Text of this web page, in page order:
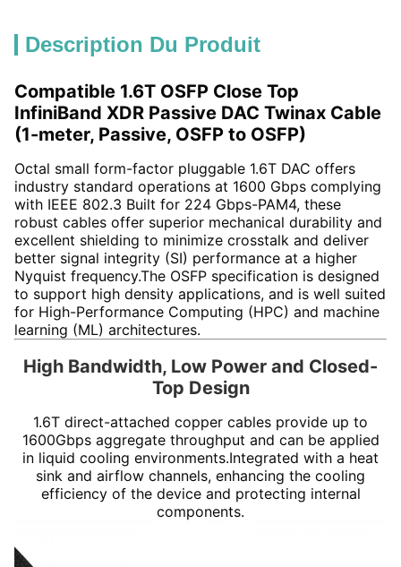
Description Du Produit
Compatible 1.6T OSFP Close Top
InfiniBand XDR Passive DAC Twinax Cable
(1-meter, Passive, OSFP to OSFP)
Octal small form-factor pluggable 1.6T DAC offers
industry standard operations at 1600 Gbps complying
with IEEE 802.3 Built for 224 Gbps-PAM4, these
robust cables offer superior mechanical durability and
excellent shielding to minimize crosstalk and deliver
better signal integrity (SI) performance at a higher
Nyquist frequency.The OSFP specification is designed
to support high density applications, and is well suited
for High-Performance Computing (HPC) and machine
learning (ML) architectures.
High Bandwidth, Low Power and Closed-
Top Design
1.6T direct-attached copper cables provide up to
1600Gbps aggregate throughput and can be applied
in liquid cooling environments.Integrated with a heat
sink and airflow channels, enhancing the cooling
efficiency of the device and protecting internal
components.